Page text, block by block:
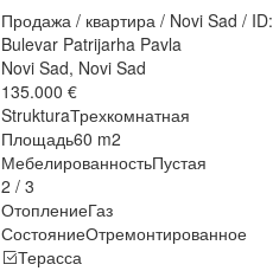
Продажа / квартира / Novi Sad / ID:
Bulevar Patrijarha Pavla
Novi Sad, Novi Sad
135.000 €
StrukturaТрехкомнатная
Площадь60 m2
МебелированностьПустая
2 / 3
ОтоплениеГаз
СостояниеОтремонтированное
Терасса